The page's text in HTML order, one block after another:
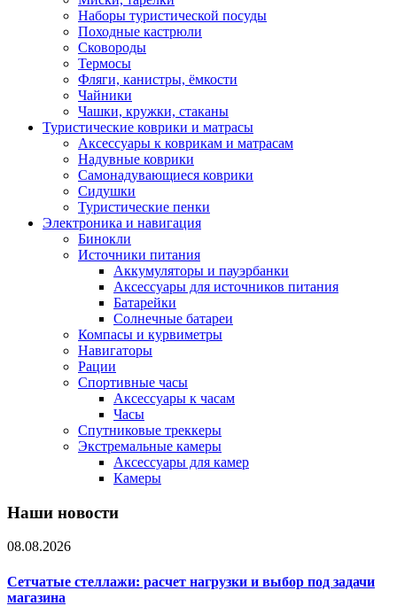
Наборы туристической посуды
Походные кастрюли
Сковороды
Термосы
Фляги, канистры, ёмкости
Чайники
Чашки, кружки, стаканы
Туристические коврики и матрасы
Аксессуары к коврикам и матрасам
Надувные коврики
Самонадувающиеся коврики
Сидушки
Туристические пенки
Электроника и навигация
Бинокли
Источники питания
Аккумуляторы и пауэрбанки
Аксессуары для источников питания
Батарейки
Солнечные батареи
Компасы и курвиметры
Навигаторы
Рации
Спортивные часы
Аксессуары к часам
Часы
Спутниковые треккеры
Экстремальные камеры
Аксессуары для камер
Камеры
Наши новости
08.08.2026
Сетчатые стеллажи: расчет нагрузки и выбор под задачи
магазина